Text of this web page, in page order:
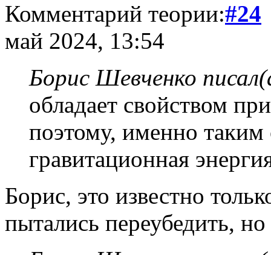
Комментарий теории:#24
май 2024, 13:54
Борис Шевченко
обладает свойством
поэтому, именно таким
гравитационная
Борис, это известно
пытались переубедить,